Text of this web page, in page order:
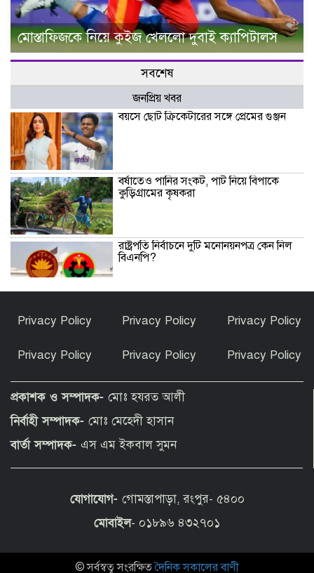
মোস্তাফিজকে নিয়ে কুইজ খেললো দুবাই ক্যাপিটালস
সবশেষ
জনপ্রিয় খবর
বয়সে ছোট ক্রিকেটারের সঙ্গে প্রেমের গুঞ্জন
বর্ষাতেও পানির সংকট, পাট নিয়ে বিপাকে
কুড়িগ্রামের কৃষকরা
রাষ্ট্রপতি নির্বাচনে দুটি মনোনয়নপত্র কেন নিল
বিএনপি?
মৃত্যু
বিএনপি নেতা আলিফ
চাকরি-ভাতার প্রলোভন দেখিয়ে লাখ লাখ
টাকা হাতিয়ে নেওয়ার অভিযোগ
সুবিধাবঞ্চিত মানুষের জীবনে বড়ো পরিবর্তন
আনা সম্ভব্য স্থানীয় সরকার, পল্লী উন্নয়ন ও
সমবায় মন্ত্রী
মোস্তাফিজকে নিয়ে কুইজ খেললো দুবাই
Privacy Policy Privacy Policy Privacy Policy
Privacy Policy Privacy Policy Privacy Policy
প্রকাশক ও সম্পাদক- মোঃ হযরত আলী
নির্বাহী সম্পাদক- মোঃ মেহেদী হাসান
বার্তা সম্পাদক- এস এম ইকবাল সুমন
যোগাযোগ- গোমস্তাপাড়া, রংপুর- ৫৪০০
মোবাইল- ০১৮৯৬ ৪৩২৭০১
© সর্বস্বত্ব সংরক্ষিতদৈনিক সকালের বাণী